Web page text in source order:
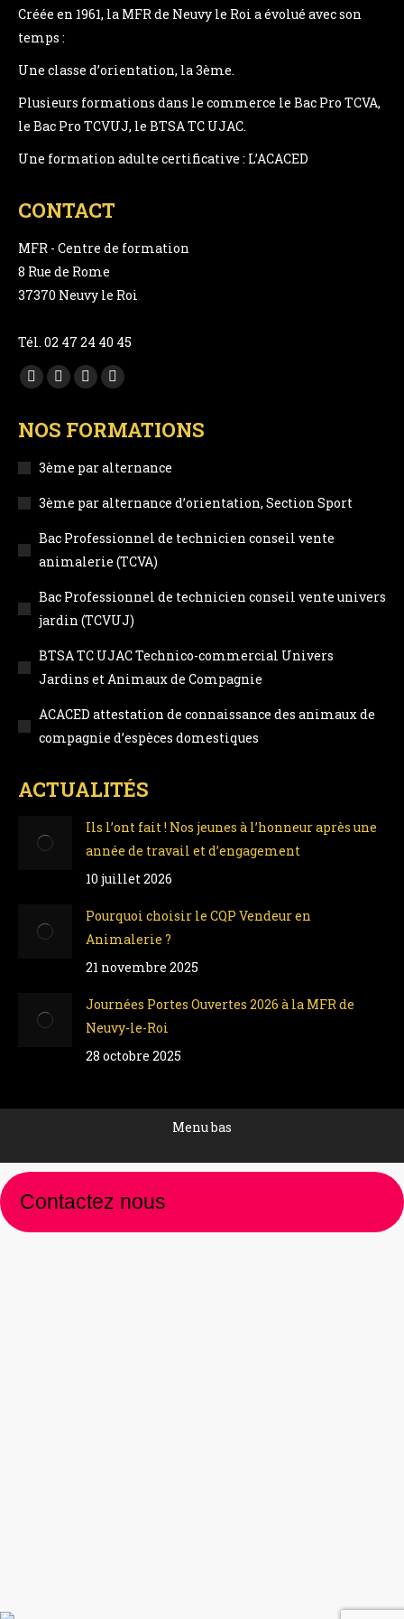
Créée en 1961, la MFR de Neuvy le Roi a évolué avec son
temps :
Une classe d’orientation, la 3ème.
Plusieurs formations dans le commerce le Bac Pro TCVA,
le Bac Pro TCVUJ, le BTSA TC UJAC.
Une formation adulte certificative : L’ACACED
CONTACT
MFR - Centre de formation
8 Rue de Rome
37370 Neuvy le Roi
Tél. 02 47 24 40 45
Trouvez nous sur :
Facebook
opens
window
YouTube
opens
new
window
LinkedIn
opens
window
Instagram
opens
window
NOS FORMATIONS
3ème par alternance
3ème par alternance d’orientation, Section Sport
Bac Professionnel de technicien conseil vente
animalerie (TCVA)
Bac Professionnel de technicien conseil vente univers
jardin (TCVUJ)
BTSA TC UJAC Technico-commercial Univers
Jardins et Animaux de Compagnie
ACACED attestation de connaissance des animaux de
compagnie d’espèces domestiques
ACTUALITÉS
Ils l’ont fait ! Nos jeunes à l’honneur après une
année de travail et d’engagement
10 juillet 2026
Pourquoi choisir le CQP Vendeur en
Animalerie ?
21 novembre 2025
Journées Portes Ouvertes 2026 à la MFR de
Neuvy-le-Roi
28 octobre 2025
Menu bas
Contactez nous